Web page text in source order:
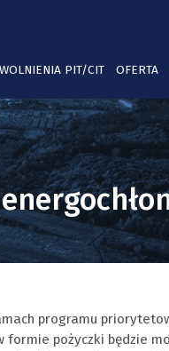
PIT/CIT OFERTA
programu
pożyczki będzie